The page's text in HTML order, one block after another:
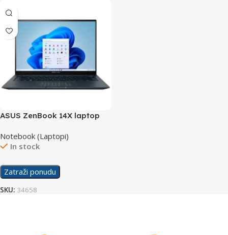
ASUS ZenBook 14X laptop
Notebook (Laptopi)
In stock
Zatraži ponudu
SKU: 34658